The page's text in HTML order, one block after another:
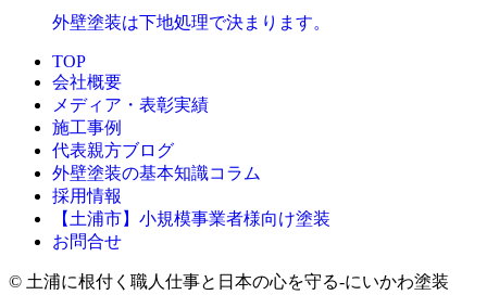
外壁塗装は下地処理で決まります。
TOP
会社概要
メディア・表彰実績
施工事例
代表親方ブログ
外壁塗装の基本知識コラム
採用情報
【土浦市】小規模事業者様向け塗装
お問合せ
© 土浦に根付く職人仕事と日本の心を守る‐にいかわ塗装